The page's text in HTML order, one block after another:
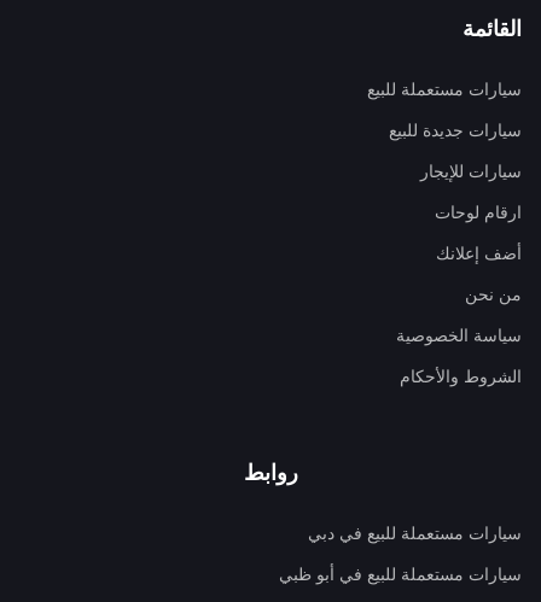
القائمة
سيارات مستعملة للبيع
سيارات جديدة للبيع
سيارات للإيجار
ارقام لوحات
أضف إعلانك
من نحن
سياسة الخصوصية
الشروط والأحكام
روابط
سيارات مستعملة للبيع في دبي
سيارات مستعملة للبيع في أبو ظبي